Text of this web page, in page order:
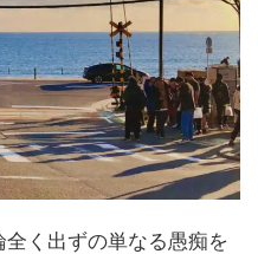
く出ずの単なる愚痴を